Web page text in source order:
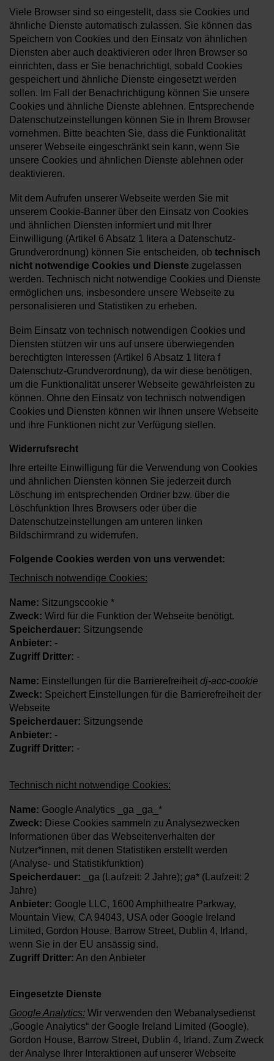
Viele Browser sind so eingestellt, dass sie Cookies und
ähnliche Dienste automatisch zulassen. Sie können das
Speichern von Cookies und den Einsatz von ähnlichen
Diensten aber auch deaktivieren oder Ihren Browser so
einrichten, dass er Sie benachrichtigt, sobald Cookies
gespeichert und ähnliche Dienste eingesetzt werden
sollen. Im Fall der Benachrichtigung können Sie unsere
Cookies und ähnliche Dienste ablehnen. Entsprechende
Datenschutzeinstellungen können Sie in Ihrem Browser
vornehmen. Bitte beachten Sie, dass die Funktionalität
unserer Webseite eingeschränkt sein kann, wenn Sie
unsere Cookies und ähnlichen Dienste ablehnen oder
deaktivieren.
Mit dem Aufrufen unserer Webseite werden Sie mit
unserem Cookie-Banner über den Einsatz von Cookies
und ähnlichen Diensten informiert und mit Ihrer
Einwilligung (Artikel 6 Absatz 1 litera a Datenschutz-
Grundverordnung) können Sie entscheiden, ob technisch
nicht notwendige Cookies und Dienste zugelassen
werden. Technisch nicht notwendige Cookies und Dienste
ermöglichen uns, insbesondere unsere Webseite zu
personalisieren und Statistiken zu erheben.
Beim Einsatz von technisch notwendigen Cookies und
Diensten stützen wir uns auf unsere überwiegenden
berechtigten Interessen (Artikel 6 Absatz 1 litera f
Datenschutz-Grundverordnung), da wir diese benötigen,
um die Funktionalität unserer Webseite gewährleisten zu
können. Ohne den Einsatz von technisch notwendigen
Cookies und Diensten können wir Ihnen unsere Webseite
und ihre Funktionen nicht zur Verfügung stellen.
Widerrufsrecht
Ihre erteilte Einwilligung für die Verwendung von Cookies
und ähnlichen Diensten können Sie jederzeit durch
Löschung im entsprechenden Ordner bzw. über die
Löschfunktion Ihres Browsers oder über die
Datenschutzeinstellungen am unteren linken
Bildschirmrand zu widerrufen.
Folgende Cookies werden von uns verwendet:
Technisch notwendige Cookies:
Name: Sitzungscookie *
Zweck: Wird für die Funktion der Webseite benötigt.
Speicherdauer: Sitzungsende
Anbieter: -
Zugriff Dritter: -
Name: Einstellungen für die Barrierefreiheit dj-acc-cookie
Zweck: Speichert Einstellungen für die Barrierefreiheit der
Webseite
Speicherdauer: Sitzungsende
Anbieter: -
Zugriff Dritter: -
Technisch nicht notwendige Cookies:
Name: Google Analytics _ga _ga_*
Zweck: Diese Cookies sammeln zu Analysezwecken
Informationen über das Webseitenverhalten der
Nutzer*innen, mit denen Statistiken erstellt werden
(Analyse- und Statistikfunktion)
Speicherdauer:
_ga (Laufzeit: 2 Jahre); ga* (Laufzeit: 2
Jahre)
Anbieter: Google LLC, 1600 Amphitheatre Parkway,
Mountain View, CA 94043, USA oder Google Ireland
Limited, Gordon House, Barrow Street, Dublin 4, Irland,
wenn Sie in der EU ansässig sind.
Zugriff Dritter: An den Anbieter
Eingesetzte Dienste
Google Analytics: Wir verwenden den Webanalysedienst
„Google Analytics“ der Google Ireland Limited (Google),
Gordon House, Barrow Street, Dublin 4, Irland. Zum Zweck
der Analyse Ihrer Interaktionen auf unserer Webseite